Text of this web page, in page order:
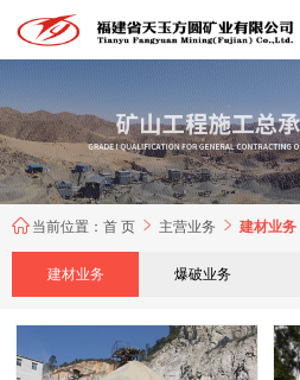
当前位置： 首 页  主营业务  建材业务
建材业务 爆破业务